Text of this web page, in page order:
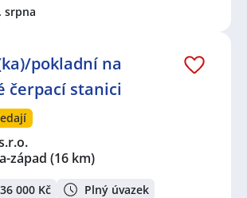
srpna
pokladní na
čerpací stanici
západ (16 km)
000 Kč
Plný úvazek